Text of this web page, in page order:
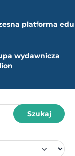
platforma
wydawnicza
Szukaj